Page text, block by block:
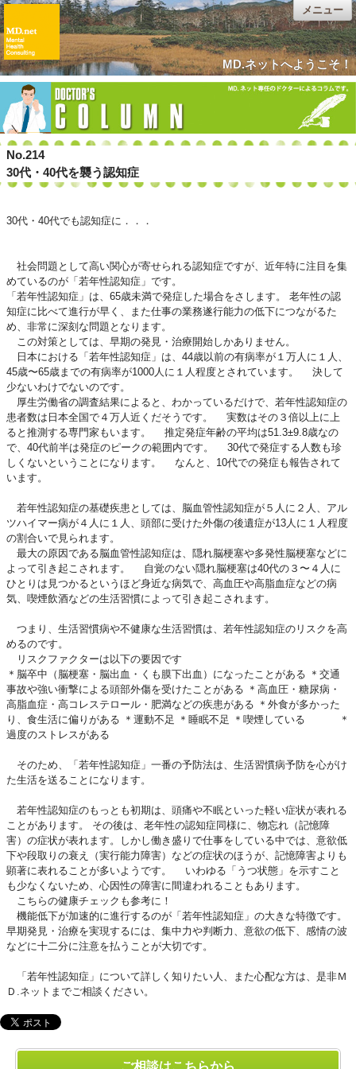
MD.ネットへようこそ！
メニュー
No.214
30代・40代を襲う認知症
30代・40代でも認知症に．．．
社会問題として高い関心が寄せられる認知症ですが、近年特に注目を集
めているのが「若年性認知症」です。
「若年性認知症」は、65歳未満で発症した場合をさします。 老年性の認
知症に比べて進行が早く、また仕事の業務遂行能力の低下につながるた
め、非常に深刻な問題となります。
この対策としては、早期の発見・治療開始しかありません。
日本における「若年性認知症」は、44歳以前の有病率が１万人に１人、
45歳〜65歳までの有病率が1000人に１人程度とされています。 決して
少ないわけでないのです。
厚生労働省の調査結果によると、わかっているだけで、若年性認知症の
患者数は日本全国で４万人近くだそうです。 実数はその３倍以上に上
ると推測する専門家もいます。 推定発症年齢の平均は51.3±9.8歳なの
で、40代前半は発症のピークの範囲内です。 30代で発症する人数も珍
しくないということになります。 なんと、10代での発症も報告されて
います。
若年性認知症の基礎疾患としては、脳血管性認知症が５人に２人、アル
ツハイマー病が４人に１人、頭部に受けた外傷の後遺症が13人に１人程度
の割合いで見られます。
最大の原因である脳血管性認知症は、隠れ脳梗塞や多発性脳梗塞などに
よって引き起こされます。 自覚のない隠れ脳梗塞は40代の３〜４人に
ひとりは見つかるというほど身近な病気で、高血圧や高脂血症などの病
気、喫煙飲酒などの生活習慣によって引き起こされます。
つまり、生活習慣病や不健康な生活習慣は、若年性認知症のリスクを高
めるのです。
リスクファクターは以下の要因です
＊脳卒中（脳梗塞・脳出血・くも膜下出血）になったことがある ＊交通
事故や強い衝撃による頭部外傷を受けたことがある ＊高血圧・糖尿病・
高脂血症・高コレステロール・肥満などの疾患がある ＊外食が多かった
り、食生活に偏りがある ＊運動不足 ＊睡眠不足 ＊喫煙している ＊
過度のストレスがある
そのため、「若年性認知症」一番の予防法は、生活習慣病予防を心がけ
た生活を送ることになります。
若年性認知症のもっとも初期は、頭痛や不眠といった軽い症状が表れる
ことがあります。 その後は、老年性の認知症同様に、物忘れ（記憶障
害）の症状が表れます。しかし働き盛りで仕事をしている中では、意欲低
下や段取りの衰え（実行能力障害）などの症状のほうが、記憶障害よりも
顕著に表れることが多いようです。 いわゆる「うつ状態」を示すこと
も少なくないため、心因性の障害に間違われることもあります。
こちらの健康チェックも参考に！
機能低下が加速的に進行するのが「若年性認知症」の大きな特徴です。
早期発見・治療を実現するには、集中力や判断力、意欲の低下、感情の波
などに十二分に注意を払うことが大切です。
「若年性認知症」について詳しく知りたい人、また心配な方は、是非Ｍ
Ｄ.ネットまでご相談ください。
ご相談はこちらから